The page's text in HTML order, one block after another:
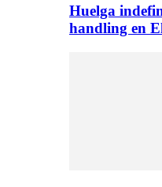
Huelga
handling en